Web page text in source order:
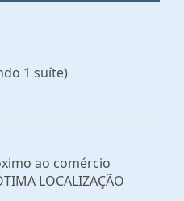
1 suíte)
ao comércio
LOCALIZAÇÃO